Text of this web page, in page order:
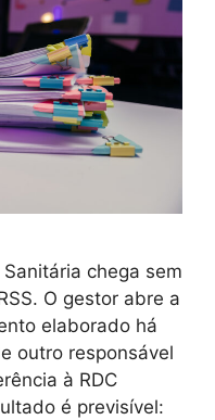
chega sem
O gestor abre a
elaborado há
outro responsável
à RDC
é previsível: